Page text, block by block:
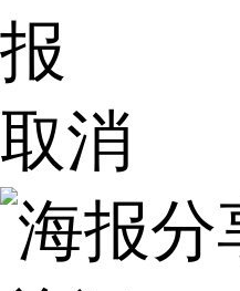
报
取消